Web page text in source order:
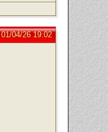
01/04/26 19:02